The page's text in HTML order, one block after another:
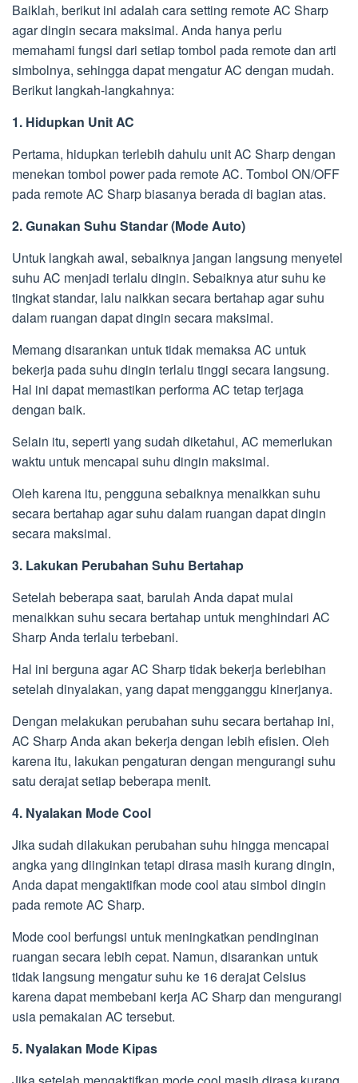
Baiklah, berikut ini adalah cara setting remote AC Sharp
agar dingin secara maksimal. Anda hanya perlu
memahami fungsi dari setiap tombol pada remote dan arti
simbolnya, sehingga dapat mengatur AC dengan mudah.
Berikut langkah-langkahnya:
1. Hidupkan Unit AC
Pertama, hidupkan terlebih dahulu unit AC Sharp dengan
menekan tombol power pada remote AC. Tombol ON/OFF
pada remote AC Sharp biasanya berada di bagian atas.
2. Gunakan Suhu Standar (Mode Auto)
Untuk langkah awal, sebaiknya jangan langsung menyetel
suhu AC menjadi terlalu dingin. Sebaiknya atur suhu ke
tingkat standar, lalu naikkan secara bertahap agar suhu
dalam ruangan dapat dingin secara maksimal.
Memang disarankan untuk tidak memaksa AC untuk
bekerja pada suhu dingin terlalu tinggi secara langsung.
Hal ini dapat memastikan performa AC tetap terjaga
dengan baik.
Selain itu, seperti yang sudah diketahui, AC memerlukan
waktu untuk mencapai suhu dingin maksimal.
Oleh karena itu, pengguna sebaiknya menaikkan suhu
secara bertahap agar suhu dalam ruangan dapat dingin
secara maksimal.
3. Lakukan Perubahan Suhu Bertahap
Setelah beberapa saat, barulah Anda dapat mulai
menaikkan suhu secara bertahap untuk menghindari AC
Sharp Anda terlalu terbebani.
Hal ini berguna agar AC Sharp tidak bekerja berlebihan
setelah dinyalakan, yang dapat mengganggu kinerjanya.
Dengan melakukan perubahan suhu secara bertahap ini,
AC Sharp Anda akan bekerja dengan lebih efisien. Oleh
karena itu, lakukan pengaturan dengan mengurangi suhu
satu derajat setiap beberapa menit.
4. Nyalakan Mode Cool
Jika sudah dilakukan perubahan suhu hingga mencapai
angka yang diinginkan tetapi dirasa masih kurang dingin,
Anda dapat mengaktifkan mode cool atau simbol dingin
pada remote AC Sharp.
Mode cool berfungsi untuk meningkatkan pendinginan
ruangan secara lebih cepat. Namun, disarankan untuk
tidak langsung mengatur suhu ke 16 derajat Celsius
karena dapat membebani kerja AC Sharp dan mengurangi
usia pemakaian AC tersebut.
5. Nyalakan Mode Kipas